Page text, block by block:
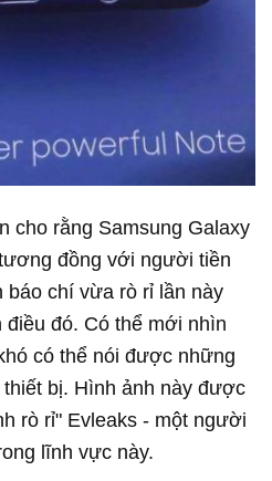
cho rằng Samsung Galaxy
đồng với người tiền
báo chí vừa rò rỉ lần này
đó. Có thể mới nhìn
có thể nói được những
bị. Hình ảnh này được
rò rỉ" Evleaks - một người
lĩnh vực này.